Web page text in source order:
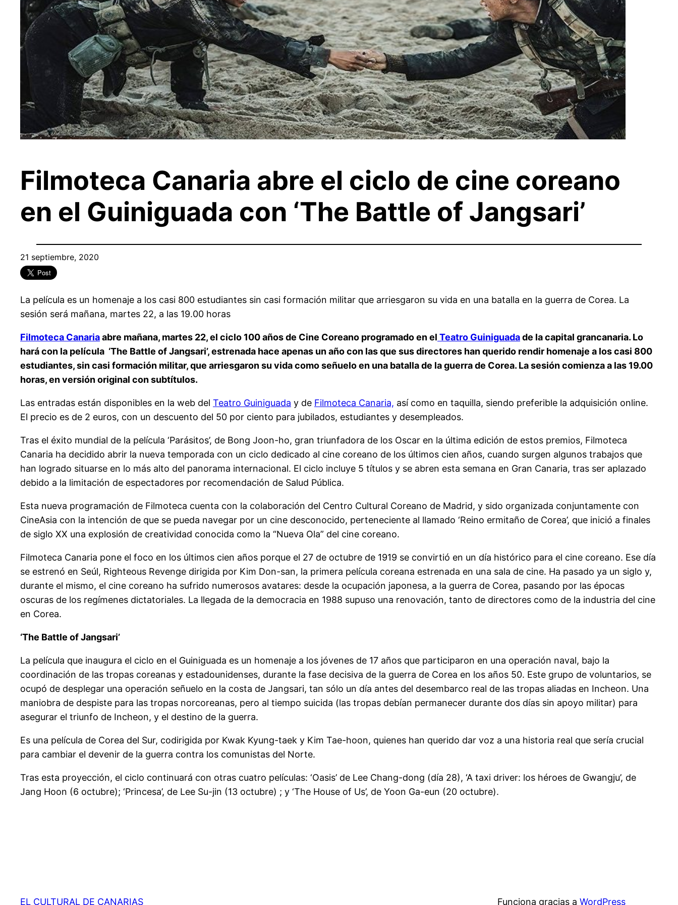
Filmoteca Canaria abre el ciclo de cine coreano
en el Guiniguada con ‘The Battle of Jangsari’
21 septiembre, 2020
La película es un homenaje a los casi 800 estudiantes sin casi formación militar que arriesgaron su vida en una batalla en la guerra de Corea. La
sesión será mañana, martes 22, a las 19.00 horas
Filmoteca Canariaabre mañana, martes 22, el ciclo 100 años de Cine Coreano programado en el Teatro Guiniguadade la capital grancanaria. Lo
hará con la película ‘The Battle of Jangsari’, estrenada hace apenas un año con las que sus directores han querido rendir homenaje a los casi 800
estudiantes, sin casi formación militar, que arriesgaron su vida como señuelo en una batalla de la guerra de Corea. La sesión comienza a las 19.00
horas, en versión original con subtítulos.
Las entradas están disponibles en la web del Teatro Guiniguada y de Filmoteca Canaria, así como en taquilla, siendo preferible la adquisición online.
El precio es de 2 euros, con un descuento del 50 por ciento para jubilados, estudiantes y desempleados.
Tras el éxito mundial de la película ‘Parásitos’, de Bong Joon-ho, gran triunfadora de los Oscar en la última edición de estos premios, Filmoteca
Canaria ha decidido abrir la nueva temporada con un ciclo dedicado al cine coreano de los últimos cien años, cuando surgen algunos trabajos que
han logrado situarse en lo más alto del panorama internacional. El ciclo incluye 5 títulos y se abren esta semana en Gran Canaria, tras ser aplazado
debido a la limitación de espectadores por recomendación de Salud Pública.
Esta nueva programación de Filmoteca cuenta con la colaboración del Centro Cultural Coreano de Madrid, y sido organizada conjuntamente con
CineAsia con la intención de que se pueda navegar por un cine desconocido, perteneciente al llamado ‘Reino ermitaño de Corea’, que inició a finales
de siglo XX una explosión de creatividad conocida como la “Nueva Ola” del cine coreano.
Filmoteca Canaria pone el foco en los últimos cien años porque el 27 de octubre de 1919 se convirtió en un día histórico para el cine coreano. Ese día
se estrenó en Seúl, Righteous Revenge dirigida por Kim Don-san, la primera película coreana estrenada en una sala de cine. Ha pasado ya un siglo y,
durante el mismo, el cine coreano ha sufrido numerosos avatares: desde la ocupación japonesa, a la guerra de Corea, pasando por las épocas
oscuras de los regímenes dictatoriales. La llegada de la democracia en 1988 supuso una renovación, tanto de directores como de la industria del cine
en Corea.
‘The Battle of Jangsari’
La película que inaugura el ciclo en el Guiniguada es un homenaje a los jóvenes de 17 años que participaron en una operación naval, bajo la
coordinación de las tropas coreanas y estadounidenses, durante la fase decisiva de la guerra de Corea en los años 50. Este grupo de voluntarios, se
ocupó de desplegar una operación señuelo en la costa de Jangsari, tan sólo un día antes del desembarco real de las tropas aliadas en Incheon. Una
maniobra de despiste para las tropas norcoreanas, pero al tiempo suicida (las tropas debían permanecer durante dos días sin apoyo militar) para
asegurar el triunfo de Incheon, y el destino de la guerra.
Es una película de Corea del Sur, codirigida por Kwak Kyung-taek y Kim Tae-hoon, quienes han querido dar voz a una historia real que sería crucial
para cambiar el devenir de la guerra contra los comunistas del Norte.
Tras esta proyección, el ciclo continuará con otras cuatro películas: ‘Oasis’ de Lee Chang-dong (día 28), ‘A taxi driver: los héroes de Gwangju’, de
Jang Hoon (6 octubre); ‘Princesa’, de Lee Su-jin (13 octubre) ; y ‘The House of Us’, de Yoon Ga-eun (20 octubre).
EL CULTURAL DE CANARIAS Funciona gracias a WordPress